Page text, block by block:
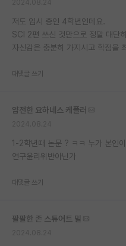
저도 입시 중인 4학년인데요.
SCI 2편 쓰신 것만으로 정말 대단
자신감은 충분히 가지시고 학점을
대댓글 쓰기
얌전한 요하네스 케플러
1-2학년때 논문 ? ㅋㅋ 누가 본인
연구윤리위반아닌가
대댓글 쓰기
팔팔한 존 스튜어트 밀